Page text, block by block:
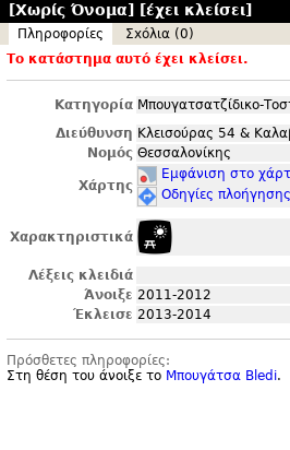
[Χωρίς Όνομα] [έχει κλείσει]
Πληροφορίες
Σxόλια (0)
Το κατάστημα αυτό έχει κλείσει.
Κατηγορία Μπουγατσατζίδικο-
Διεύθυνση Κλεισούρας 54 &
Νομός Θεσσαλονίκης
Χάρτης
Εμφάνιση στο
Οδηγίες πλοήγησης
Χαρακτηριστικά
Λέξεις κλειδιά
Άνοιξε 2011-2012
Έκλεισε 2013-2014
Πρόσθετες πληροφορίες:
Στη θέση του άνοιξε το Μπουγάτσα Bledi.